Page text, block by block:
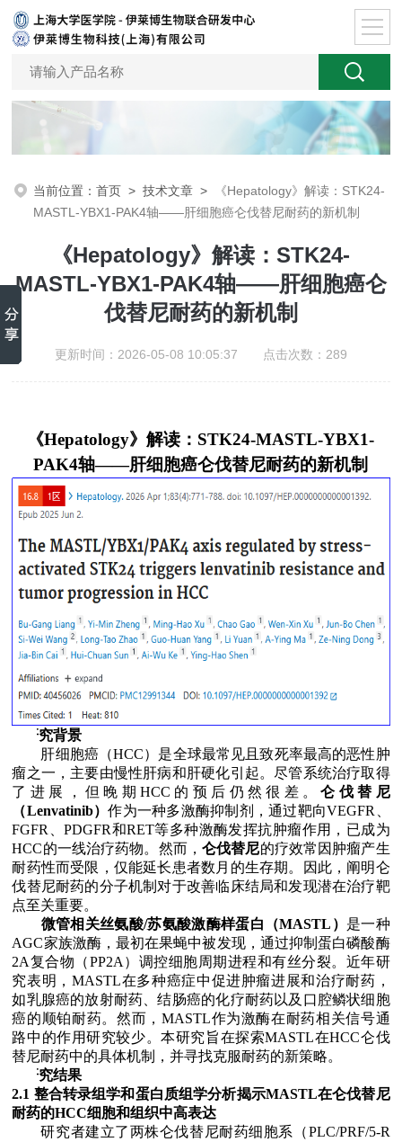
当前位置：首页 >技术文章 >
《Hepatology》解读：STK24-
MASTL-YBX1-PAK4轴——肝细胞癌仑伐替尼耐药的新机制
《Hepatology》解读：STK24-
MASTL-YBX1-PAK4轴——肝细胞癌仑
伐替尼耐药的新机制
更新时间：2026-05-08 10:05:37 点击次数：289
《Hepatology》解读： STK24-MASTL-YBX1-
PAK4轴——肝细胞癌仑伐替尼耐药的新机制
研究背景
肝细胞癌（HCC）是全球最常见且致死率最高的恶性肿
瘤之一，主要由慢性肝病和肝硬化引起。尽管系统治疗取得
了进展，但晚期HCC 的预后仍然很差。仑伐替尼
（Lenvatinib）作为一种多激酶抑制剂，通过靶向VEGFR
FGFR
、PDGFR和RET等多种激酶发挥抗肿瘤作用，已成为
HCC的一线治疗药物。然而， 仑伐替尼的疗效常因肿瘤产生
耐药性而受限，仅能延长患者数月的生存期。因此，阐明仑
伐替尼耐药的分子机制对于改善临床结局和发现潜在治疗靶
点至关重要。
微管相关丝氨酸/苏氨酸激酶样蛋白（MASTL ） 是一种
AGC家族激酶，最初在果蝇中被发现，通过抑制蛋白磷酸酶
2A复合物（PP2A ）调控细胞周期进程和有丝分裂。近年研
究表明，MASTL在多种癌症中促进肿瘤进展和治疗耐药，
如乳腺癌的放射耐药、结肠癌的化疗耐药以及口腔鳞状细胞
癌的顺铂耐药。然而， MASTL作为激酶在耐药相关信号通
路中的作用研究较少。本研究旨在探索MASTL在HCC仑伐
替尼耐药中的具体机制，并寻找克服耐药的新策略。
研究结果
2.1 整合转录组学和蛋白质组学分析揭示MASTL在仑伐替尼
耐药的HCC细胞和组织中高表达
研究者建立了两株仑伐替尼耐药细胞系（PLC/PRF/5-R